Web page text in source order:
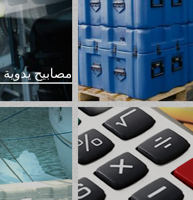
مصابيح يدوية